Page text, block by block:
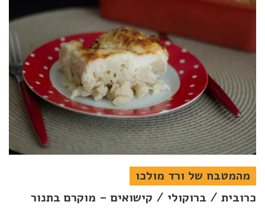
מהמטבח של ורד מולכו
כרובית / ברוקולי / קישואים – מוקרם בתנור